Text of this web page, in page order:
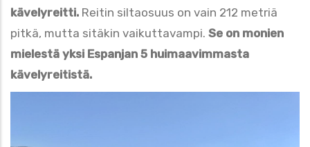
kävelyreitti. Reitin siltaosuus on vain 212 metriä
pitkä, mutta sitäkin vaikuttavampi. Se on monien
mielestä yksi Espanjan 5 huimaavimmasta
kävelyreitistä.